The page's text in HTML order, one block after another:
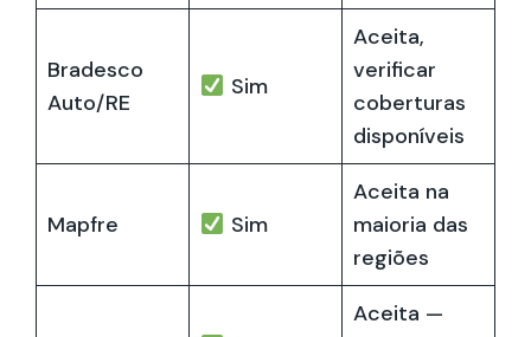
Bradesco
Auto/RE
Sim
Aceita,
verificar
coberturas
disponíveis
Mapfre Sim
Aceita na
maioria das
regiões
Aceita —